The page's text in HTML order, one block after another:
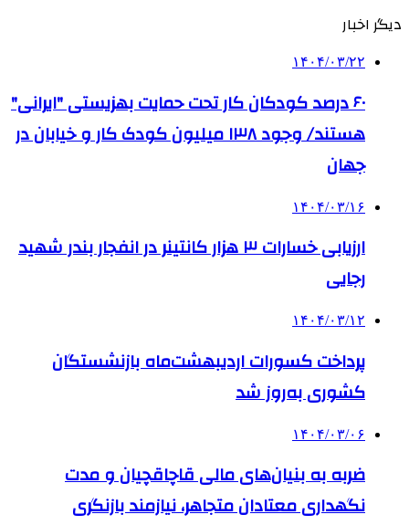
دیگر اخبار
۱۴۰۴/۰۳/۲۲
۶۰ درصد کودکان کار تحت حمایت بهزیستی "ایرانی"
هستند/ وجود ۱۳۸ میلیون کودک کار و خیابان در
جهان
۱۴۰۴/۰۳/۱۶
ارزیابی خسارات ۳ هزار کانتینر در انفجار بندر شهید
رجایی
۱۴۰۴/۰۳/۱۲
پرداخت کسورات اردیبهشت‌ماه بازنشستگان
کشوری به‌روز شد
۱۴۰۴/۰۳/۰۶
ضربه به بنیان‌های مالی قاچاقچیان و مدت
نگهداری معتادان متجاهر، نیازمند بازنگری